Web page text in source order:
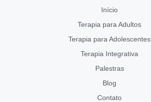
Início
Terapia para Adultos
Terapia para Adolescentes
Terapia Integrativa
Palestras
Blog
Contato